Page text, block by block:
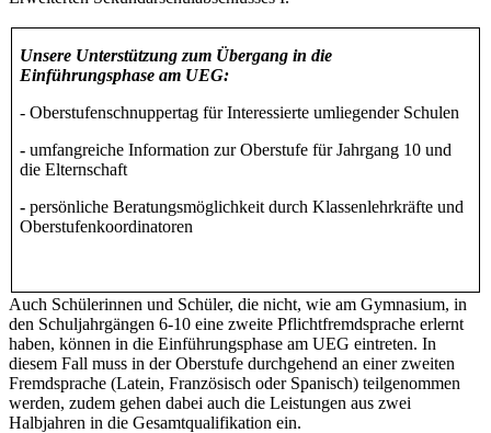
Unsere Unterstützung zum Übergang in die
Einführungsphase am UEG:
- Oberstufenschnuppertag für Interessierte umliegender Schulen
- umfangreiche Information zur Oberstufe für Jahrgang 10 und
die Elternschaft
- persönliche Beratungsmöglichkeit durch Klassenlehrkräfte und
Oberstufenkoordinatoren
Auch Schülerinnen und Schüler, die nicht, wie am Gymnasium, in
den Schuljahrgängen 6-10 eine zweite Pflichtfremdsprache erlernt
haben, können in die Einführungsphase am UEG eintreten. In
diesem Fall muss in der Oberstufe durchgehend an einer zweiten
Fremdsprache (Latein, Französisch oder Spanisch) teilgenommen
werden, zudem gehen dabei auch die Leistungen aus zwei
Halbjahren in die Gesamtqualifikation ein.